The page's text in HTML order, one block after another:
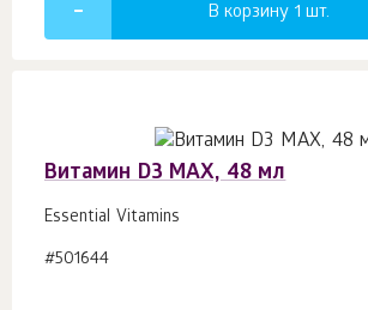
В корзину 1 шт.
Витамин D3 MAX, 48 мл
Essential Vitamins
#501644